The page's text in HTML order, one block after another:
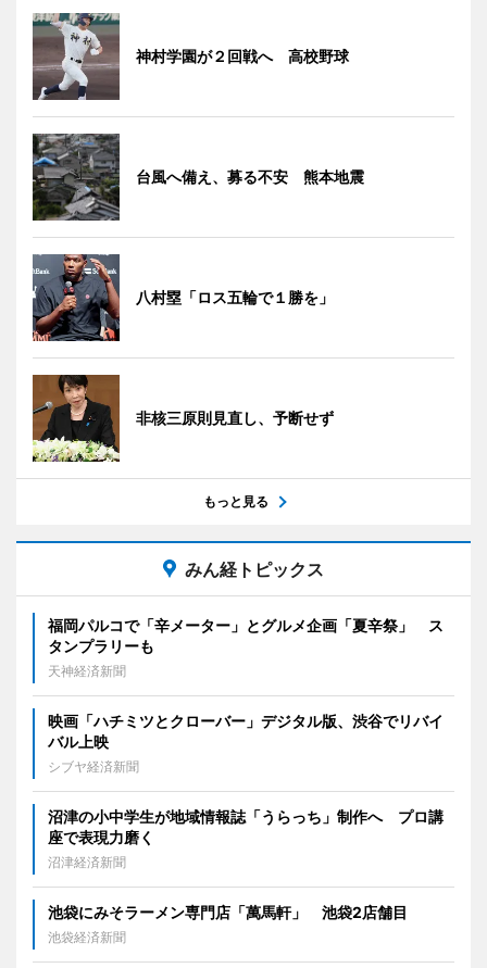
神村学園が２回戦へ 高校野球
台風へ備え、募る不安 熊本地震
八村塁「ロス五輪で１勝を」
非核三原則見直し、予断せず
もっと見る
みん経トピックス
福岡パルコで「辛メーター」とグルメ企画「夏辛祭」 ス
タンプラリーも
天神経済新聞
映画「ハチミツとクローバー」デジタル版、渋谷でリバイ
バル上映
シブヤ経済新聞
沼津の小中学生が地域情報誌「うらっち」制作へ プロ講
座で表現力磨く
沼津経済新聞
池袋にみそラーメン専門店「萬馬軒」 池袋2店舗目
池袋経済新聞